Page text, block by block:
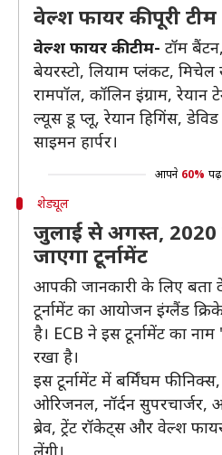
वेल्श फायर की पूरी टीम
वेल्श फायर की टीम- टॉम
बेयरस्टो, लियाम प्लंकट,
रामपॉल, कॉलिन इंग्राम,
ल्यूस डू प्लू, रेयान हिगिंस,
साइमन हार्पर।
आपने 60% पढ़
शेड्यूल
जुलाई से अगस्त,
जाएगा टूर्नामेंट
आपकी जानकारी के लिए बता
टूर्नामेंट का आयोजन इंग्लैंड
है। ECB ने इस टूर्नामेंट का
रखा है।
इस टूर्नामेंट में बर्मिंघम
ओरिजनल, नॉर्दन
ब्रेव, ट्रेंट रॉकेट्स और वेल्श
लेंगी।